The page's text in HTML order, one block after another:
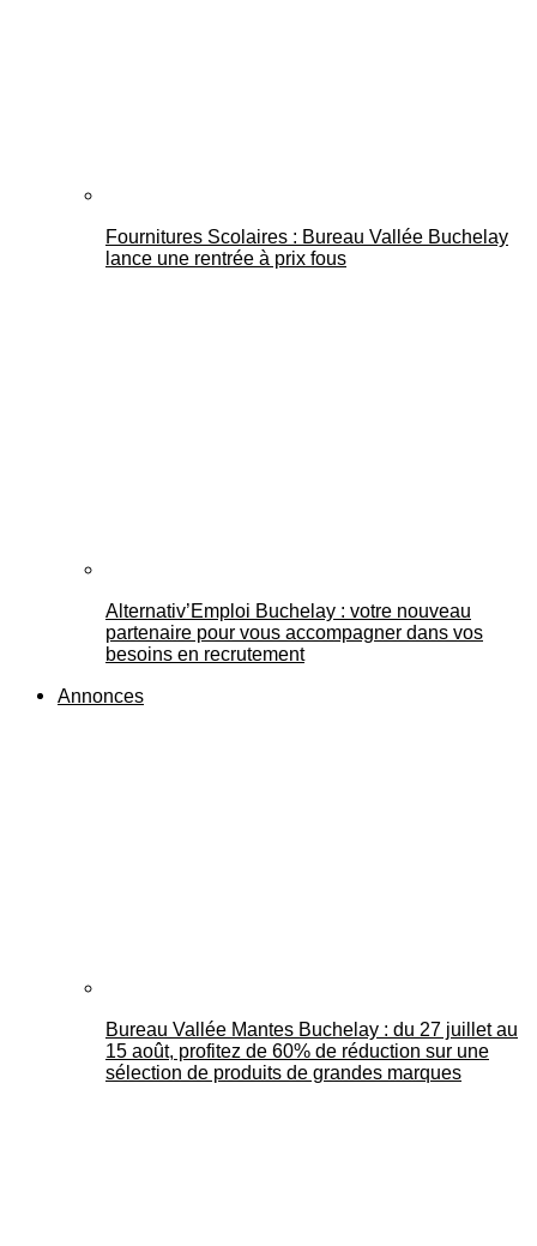
Fournitures Scolaires : Bureau Vallée Buchelay
lance une rentrée à prix fous
Alternativ’Emploi Buchelay : votre nouveau
partenaire pour vous accompagner dans vos
besoins en recrutement
Annonces
Bureau Vallée Mantes Buchelay : du 27 juillet au
15 août, profitez de 60% de réduction sur une
sélection de produits de grandes marques